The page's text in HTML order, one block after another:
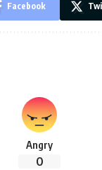
Facebook
Angry
0